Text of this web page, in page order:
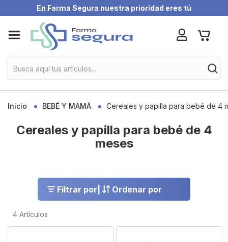
En Farma Segura nuestra prioridad eres tú
to
Content
My
Inicio BEBÉ Y MAMÁ Cereales y papilla para bebé de 4
Cereales y papilla para bebé de 4
meses
4 Artículos
Filtrar por Ordenar por